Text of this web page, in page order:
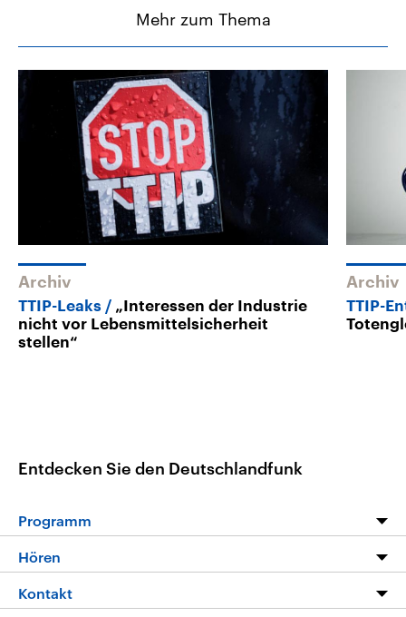
Mehr zum Thema
Archiv
TTIP-Leaks
„Interessen der Industrie
nicht vor Lebensmittelsicherheit
stellen“
Archiv
TTIP-
Entdecken Sie den Deutschlandfunk
Programm
Programm
Die Nachrichten
Hören
Livestream
Kontakt